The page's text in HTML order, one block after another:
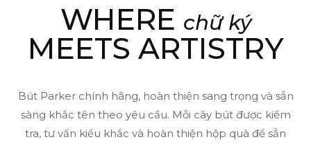
WHERE chữ ký
MEETS ARTISTRY
Bút Parker chính hãng, hoàn thiện sang trọng và sẵn
sàng khắc tên theo yêu cầu. Mỗi cây bút được kiểm
tra, tư vấn kiểu khắc và hoàn thiện hộp quà để sẵn